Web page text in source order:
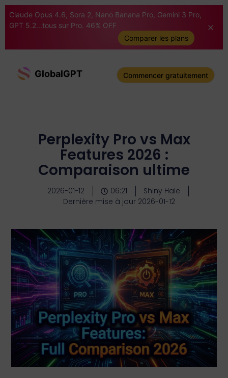
Claude Opus 4.6, Sora 2, Nano Banana Pro, Gemini 3 Pro,
GPT 5.2...tous sur Pro. 46% OFF
Comparer les plans
GlobalGPT Commencer gratuitement
Perplexity Pro vs Max
Features 2026 :
Comparaison ultime
2026-01-12 06:21
Shiny Hale
Dernière mise à jour 2026-01-12